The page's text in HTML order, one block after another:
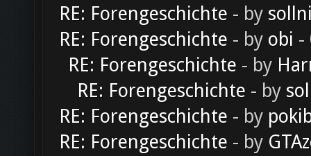
RE: Forengeschichte - by
RE: Forengeschichte - by obi -
RE: Forengeschichte - by
RE: Forengeschichte - by
RE: Forengeschichte - by
RE: Forengeschichte - by